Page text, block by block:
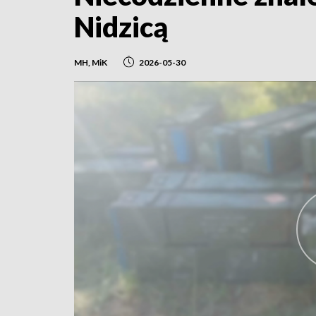
Nidzicą
MH, MiK 2026-05-30